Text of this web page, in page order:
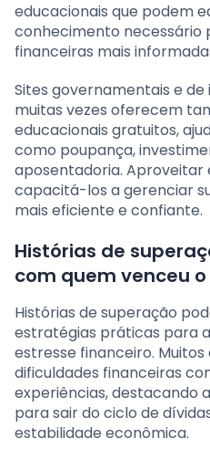
educacionais que podem
conhecimento necessário
financeiras mais
Sites governamentais e
muitas vezes oferecem
educacionais gratuitos,
como poupança,
aposentadoria. Aproveitar
capacitá-los a gerenciar
mais eficiente e confiante.
Histórias de
com quem venceu
Histórias de superação
estratégias práticas para
estresse financeiro.
dificuldades financeiras
experiências, destacando
para sair do ciclo de
estabilidade econômica.